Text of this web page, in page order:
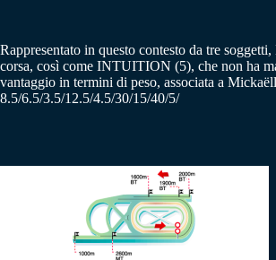
Rappresentato in questo contesto da tre
corsa, così come INTUITION (5), che non ha
vantaggio in termini di peso, associata a
8.5/6.5/3.5/12.5/4.5/30/15/40/5/